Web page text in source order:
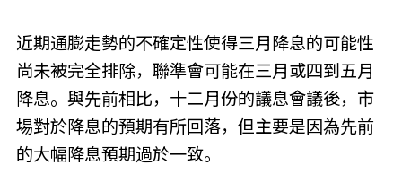
近期通膨走勢的不確定性使得三月降息的可能性
尚未被完全排除，聯準會可能在三月或四到五月
降息。與先前相比，十二月份的議息會議後，市
場對於降息的預期有所回落，但主要是因為先前
的大幅降息預期過於一致。